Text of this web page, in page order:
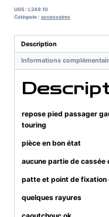
pied
passager
piaggio
beverly
350
touring
UGS : L249.10
Catégorie : accessoires
Description
Informations
repose pied passager
touring
pièce en bon état
aucune partie de cassée
patte et point de fixation
quelques rayures